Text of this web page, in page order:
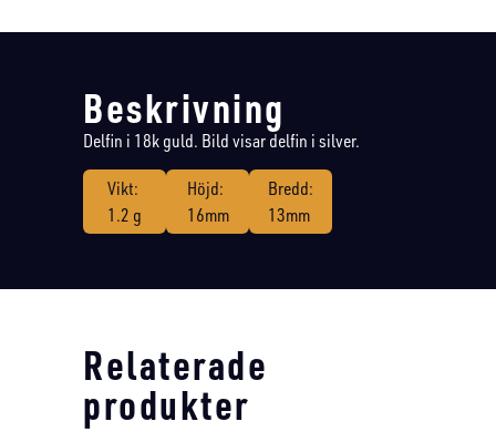
Beskrivning
Delfin i 18k guld. Bild visar delfin i silver.
Vikt:
1.2 g
Höjd:
16mm
Bredd:
13mm
Relaterade
produkter